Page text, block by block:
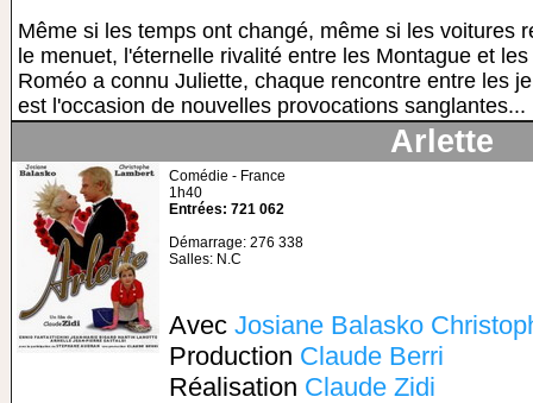
Même si les temps ont changé, même si les voitures
le menuet, l'éternelle rivalité entre les Montague et
Roméo a connu Juliette, chaque rencontre entre les
est l'occasion de nouvelles provocations sanglantes...
Arlette
Comédie - France
1h40
Entrées: 721 062
Démarrage: 276 338
Salles: N.C
Avec Josiane Balasko
Production Claude Berri
Réalisation Claude Zidi